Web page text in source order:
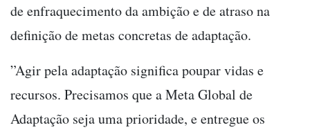
de enfraquecimento da ambição e de atraso na
definição de metas concretas de adaptação.
”Agir pela adaptação significa poupar vidas e
recursos. Precisamos que a Meta Global de
Adaptação seja uma prioridade, e entregue os